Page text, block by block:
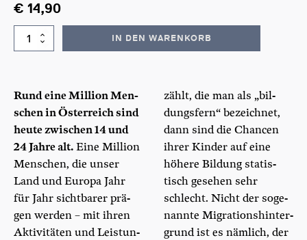
€ 14,90
WIE
WIR
IN DEN WARENKORB
Rund eine Mil­li­on Men­
schen in Öster­reich sind
heu­te zwi­schen 14 und
24 Jah­re alt. Eine Mil­li­on
Men­schen, die unser
Land und Euro­pa Jahr
für Jahr sicht­ba­rer prä­
gen wer­den – mit ihren
Akti­vi­tä­ten und Leis­tun­
zählt, die man als „bil­
dungs­fern“ bezeich­net,
dann sind die Chan­cen
ihrer Kin­der auf eine
höhe­re Bil­dung sta­tis­
tisch gese­hen sehr
schlecht. Nicht der soge­
nann­te Migra­ti­ons­hin­ter­
grund ist es näm­lich, der